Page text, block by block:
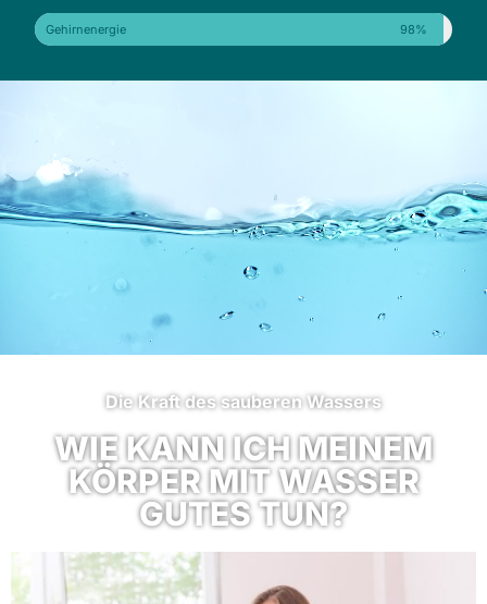
Gehirnenergie 98%
Die Kraft des sauberen Wassers
WIE KANN ICH MEINEM
KÖRPER MIT WASSER
GUTES TUN?